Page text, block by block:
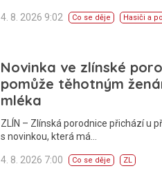
4. 8. 2026 9:02 Co se děje Hasiči a
Novinka ve zlínské
pomůže těhotným
mléka
ZLÍN – Zlínská porodnice přichází u
s novinkou, která má…
4. 8. 2026 7:00 Co se děje ZL